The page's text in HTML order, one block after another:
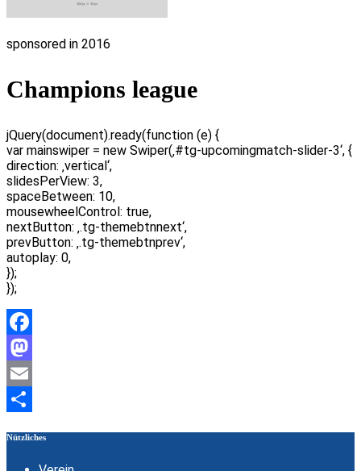
sponsored in 2016
Champions league
jQuery(document).ready(function (e) {
var mainswiper = new Swiper(‚#tg-upcomingmatch-slider-3‘, {
direction: ‚vertical‘,
slidesPerView: 3,
spaceBetween: 10,
mousewheelControl: true,
nextButton: ‚.tg-themebtnnext‘,
prevButton: ‚.tg-themebtnprev‘,
autoplay: 0,
});
});
Facebook
Mastodon
Email
Nützliches